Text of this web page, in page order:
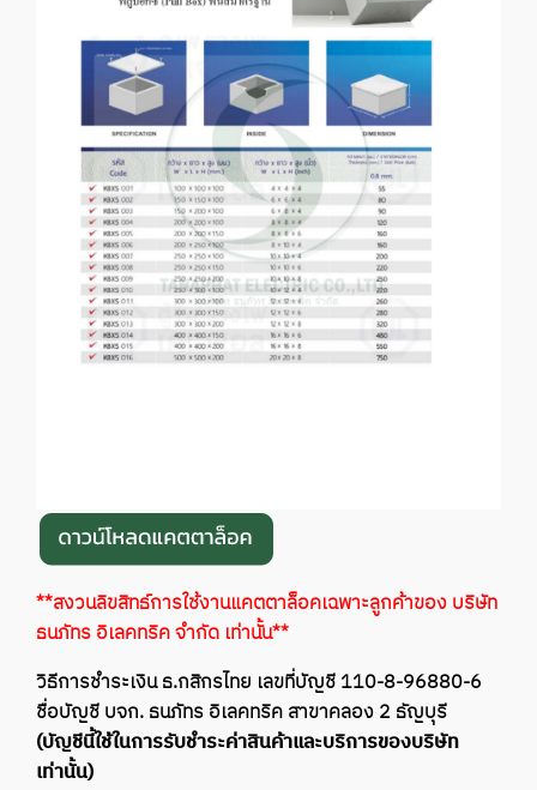
**สงวนลิขสิทธ์การใช้งานแคตตาล็อคเฉพาะลูกค้าของ บริษัท
ธนภัทร อิเลคทริค จำกัด เท่านั้น**
วิธีการชำระเงิน ธ.กสิกรไทย เลขที่บัญชี 110-8-96880-6
ชื่อบัญชี บจก. ธนภัทร อิเลคทริค สาขาคลอง 2 ธัญบุรี
(บัญชีนี้ใช้ในการรับชำระค่าสินค้าและบริการของบริษัท
เท่านั้น)